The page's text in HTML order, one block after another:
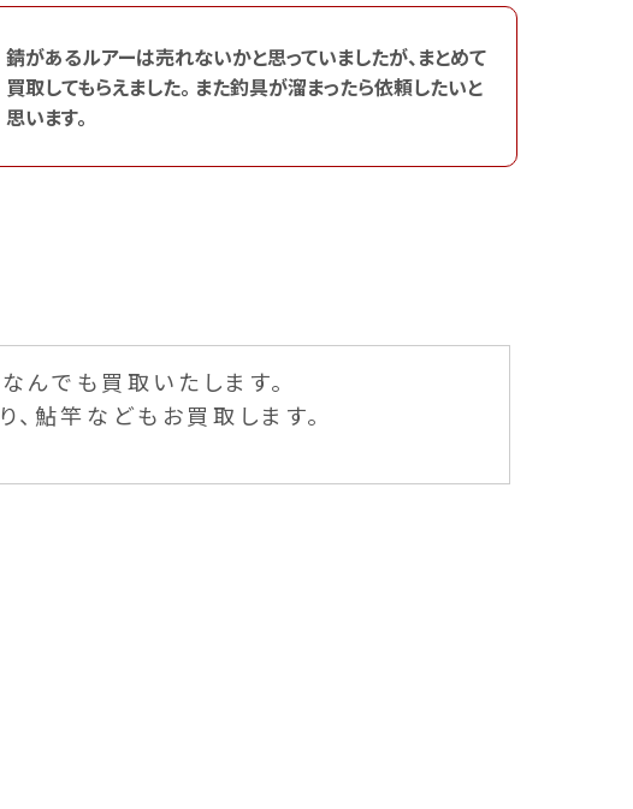
錆があるルアーは売れないかと思っていましたが、まとめて
買取してもらえました。 また釣具が溜まったら依頼したいと
思います。
なんでも買取いたします。
鮎竿などもお買取します。